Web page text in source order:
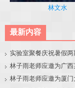
林文水
最新内容
实验室聚餐庆祝暑假